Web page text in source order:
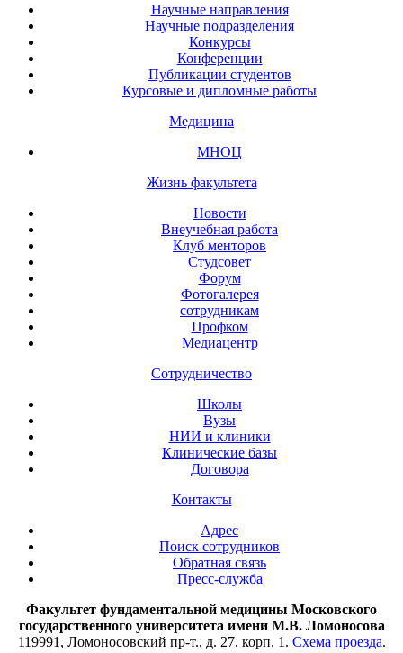
Научные направления
Научные подразделения
Конкурсы
Конференции
Публикации студентов
Курсовые и дипломные работы
Медицина
МНОЦ
Жизнь факультета
Новости
Внеучебная работа
Клуб менторов
Студсовет
Форум
Фотогалерея
сотрудникам
Профком
Медиацентр
Сотрудничество
Школы
Вузы
НИИ и клиники
Клинические базы
Договора
Контакты
Адрес
Поиск сотрудников
Обратная связь
Пресс-служба
Факультет фундаментальной медицины Московского
государственного университета имени М.В. Ломоносова
119991, Ломоносовский пр-т., д. 27, корп. 1. Схема проезда.